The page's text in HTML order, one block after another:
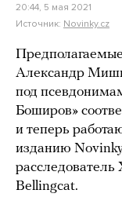
20:44, 5 мая 2021
Источник: Novinky.cz
Александр
под
Боширов»
и теперь
изданию
расследователь
Bellingcat.